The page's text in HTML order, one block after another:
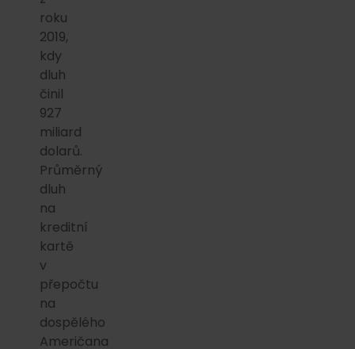
roku
2019,
kdy
dluh
činil
927
miliard
dolarů.
Průměrný
dluh
na
kreditní
kartě
v
přepočtu
na
dospělého
Američana